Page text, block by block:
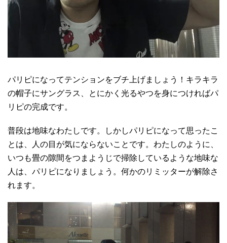
パリピになってテンションをブチ上げましょう！キラキラ
の帽子にサングラス、とにかく光るやつを身につければパ
リピの完成です。
普段は地味なわたしです。しかしパリピになって思ったこ
とは、人の目が気にならないことです。わたしのように、
いつも畳の隙間をつまようじで掃除しているような地味な
人は、パリピになりましょう。何かのリミッターが解除さ
れます。